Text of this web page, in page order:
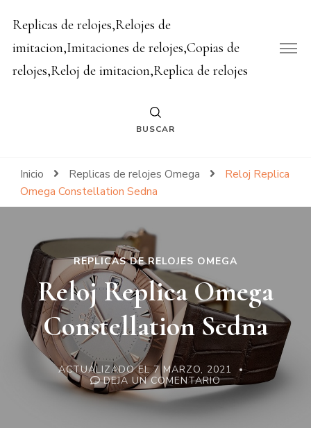
Replicas de relojes,Relojes de
imitacion,Imitaciones de relojes,Copias de
relojes,Reloj de imitacion,Replica de relojes
BUSCAR
Inicio Replicas de relojes Omega
Reloj Replica
Omega Constellation Sedna
REPLICAS DE RELOJES OMEGA
Reloj Replica Omega
Constellation Sedna
ACTUALIZADO EL7 MARZO, 2021
DEJA UN COMENTARIOEN
RELOJ
REPLICA
OMEGA